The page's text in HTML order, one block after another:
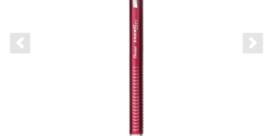
Previous slide